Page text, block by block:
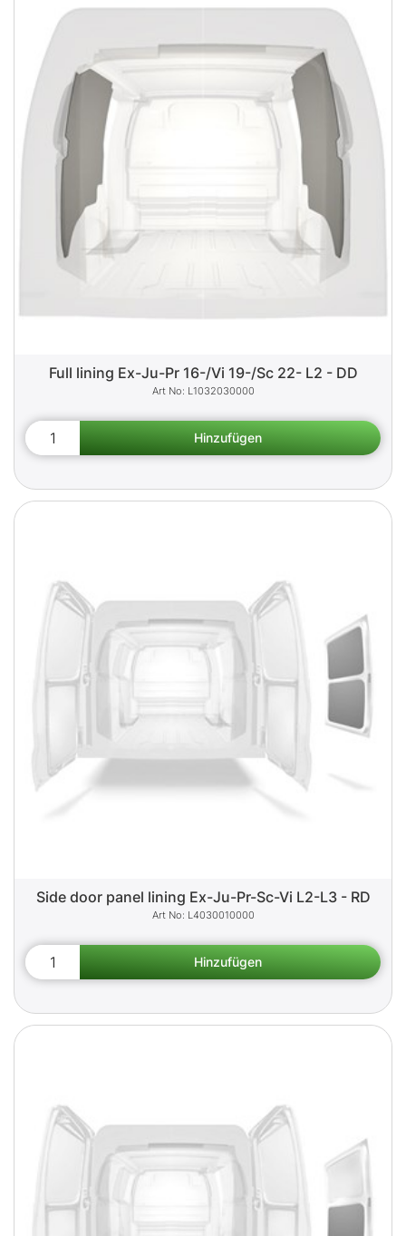
Full lining Ex-Ju-Pr 16-/Vi 19-/Sc 22- L2 - DD
L1032030000
Side door panel lining Ex-Ju-Pr-Sc-Vi L2-L3 - RD
L4030010000